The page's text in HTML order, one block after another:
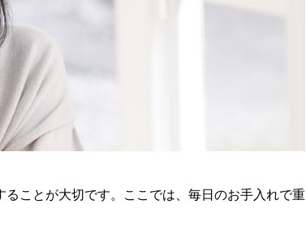
ことが大切です。ここでは、毎日のお手入れで重